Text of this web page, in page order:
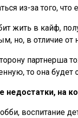
из-за того,
жить в кайф,
но, в отличие от
то она будет
на
воспитание